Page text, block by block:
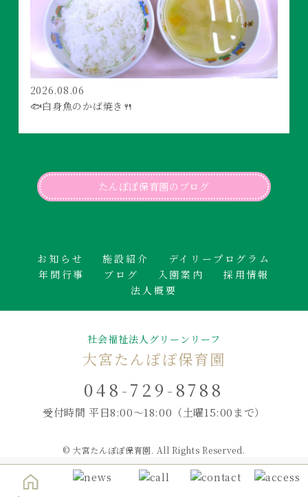
2026.08.06
🐟白身魚のかば焼き🍴
たんぽぽ保育園のブログ
お知らせ 施設紹介
デイリープログラム
年間行事
ブログ 入園案内
採用情報
法人概要
社会福祉法人グリーンリーフ
大宮たんぽぽ保育園
048-729-8788
受付時間 平日8:00～18:00 （土曜15:00まで）
© 大宮たんぽぽ保育園. All Rights Reserved.